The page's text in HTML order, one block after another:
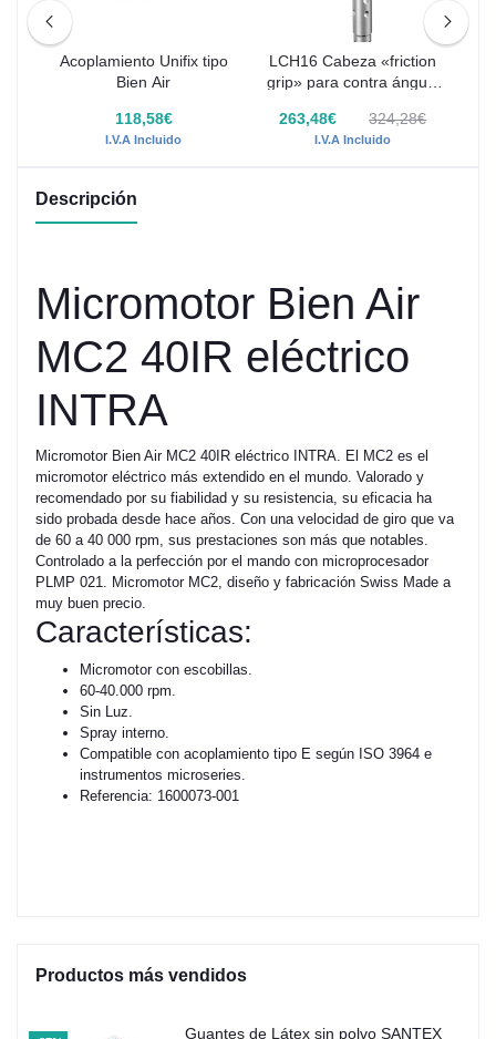
Acoplamiento Unifix tipo
Bien Air
118,58€
I.V.A Incluido
LCH16 Cabeza «friction
grip» para contra ángulo
fresas de turbina
263,48€ 324,28€
I.V.A Incluido
Descripción
Micromotor Bien Air
MC2 40IR eléctrico
INTRA
Micromotor Bien Air MC2 40IR eléctrico INTRA. El MC2 es el
micromotor eléctrico más extendido en el mundo. Valorado y
recomendado por su fiabilidad y su resistencia, su eficacia ha
sido probada desde hace años. Con una velocidad de giro que va
de 60 a 40 000 rpm, sus prestaciones son más que notables.
Controlado a la perfección por el mando con microprocesador
PLMP 021. Micromotor MC2, diseño y fabricación Swiss Made a
muy buen precio.
Características:
Micromotor con escobillas.
60-40.000 rpm.
Sin Luz.
Spray interno.
Compatible con acoplamiento tipo E según ISO 3964 e
instrumentos microseries.
Referencia: 1600073-001
Productos más vendidos
Guantes de Látex sin polvo SANTEX